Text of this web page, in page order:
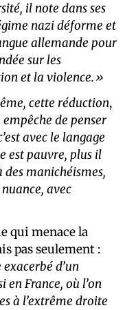
il note dans ses
nazi déforme et
allemande pour
sur les
et la violence.»
cette réduction,
empêche de penser
avec le langage
est pauvre, plus il
des manichéismes,
avec
qui menace la
pas seulement :
d’un
en France, où l’on
à l’extrême droite